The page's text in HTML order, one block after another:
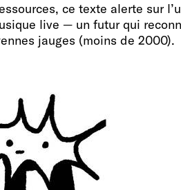
ce texte alerte sur
live — un futur qui
jauges (moins de 2000).